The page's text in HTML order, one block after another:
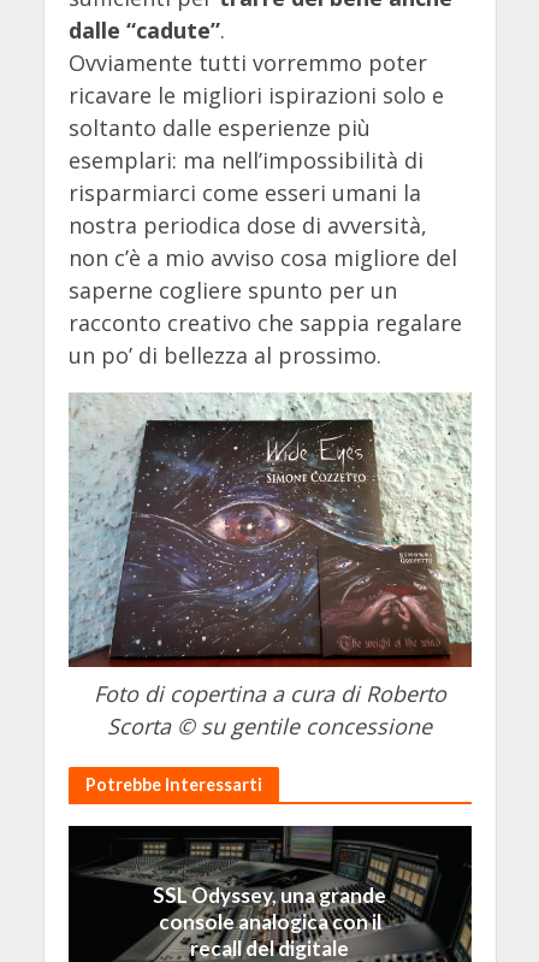
dalle “cadute”.
Ovviamente tutti vorremmo poter
ricavare le migliori ispirazioni solo e
soltanto dalle esperienze più
esemplari: ma nell’impossibilità di
risparmiarci come esseri umani la
nostra periodica dose di avversità,
non c’è a mio avviso cosa migliore del
saperne cogliere spunto per un
racconto creativo che sappia regalare
un po’ di bellezza al prossimo.
Foto di copertina a cura di Roberto
Scorta © su gentile concessione
Potrebbe Interessarti
SSL Odyssey, una grande
console analogica con il
recall del digitale